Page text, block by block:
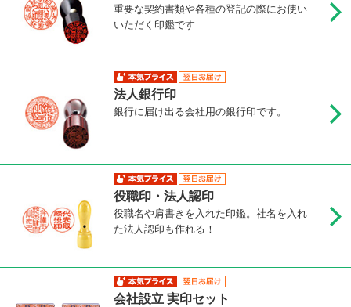
重要な契約書類や各種の登記の際にお使い
いただく印鑑です
法人銀行印
銀行に届け出る会社用の銀行印です。
役職印・法人認印
役職名や肩書きを入れた印鑑。社名を入れ
た法人認印も作れる！
会社設立 実印セット